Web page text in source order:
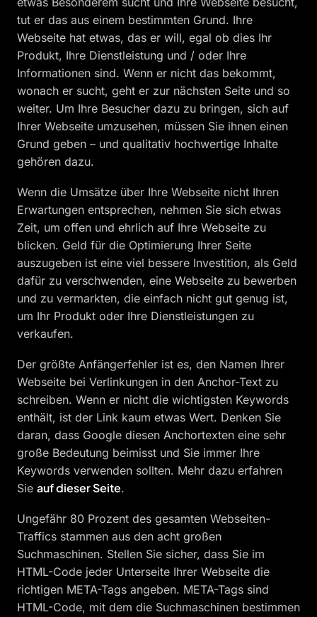
tut er das aus einem bestimmten Grund. Ihre
Webseite hat etwas, das er will, egal ob dies Ihr
Produkt, Ihre Dienstleistung und / oder Ihre
Informationen sind. Wenn er nicht das bekommt,
wonach er sucht, geht er zur nächsten Seite und so
weiter. Um Ihre Besucher dazu zu bringen, sich auf
Ihrer Webseite umzusehen, müssen Sie ihnen einen
Grund geben – und qualitativ hochwertige Inhalte
gehören dazu.
Wenn die Umsätze über Ihre Webseite nicht Ihren
Erwartungen entsprechen, nehmen Sie sich etwas
Zeit, um offen und ehrlich auf Ihre Webseite zu
blicken. Geld für die Optimierung Ihrer Seite
auszugeben ist eine viel bessere Investition, als Geld
dafür zu verschwenden, eine Webseite zu bewerben
und zu vermarkten, die einfach nicht gut genug ist,
um Ihr Produkt oder Ihre Dienstleistungen zu
verkaufen.
Der größte Anfängerfehler ist es, den Namen Ihrer
Webseite bei Verlinkungen in den Anchor-Text zu
schreiben. Wenn er nicht die wichtigsten Keywords
enthält, ist der Link kaum etwas Wert. Denken Sie
daran, dass Google diesen Anchortexten eine sehr
große Bedeutung beimisst und Sie immer Ihre
Keywords verwenden sollten. Mehr dazu erfahren
Sie auf dieser Seite.
Ungefähr 80 Prozent des gesamten Webseiten-
Traffics stammen aus den acht großen
Suchmaschinen. Stellen Sie sicher, dass Sie im
HTML-Code jeder Unterseite Ihrer Webseite die
richtigen META-Tags angeben. META-Tags sind
HTML-Code, mit dem die Suchmaschinen bestimmen